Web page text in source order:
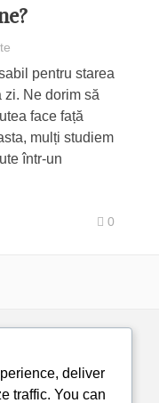
pentru starea
zi. Ne dorim să
face față
mulți studiem
într-un
0
deliver
traffic. You can